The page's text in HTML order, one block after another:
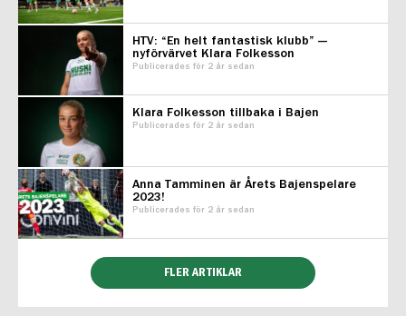
HTV: “En helt fantastisk klubb” —
nyförvärvet Klara Folkesson
Publicerades för 2 år sedan
Klara Folkesson tillbaka i Bajen
Publicerades för 2 år sedan
Anna Tamminen är Årets Bajenspelare
2023!
Publicerades för 2 år sedan
FLER ARTIKLAR